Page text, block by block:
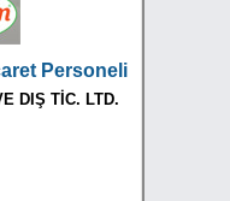
Personeli
DIŞ TİC. LTD.